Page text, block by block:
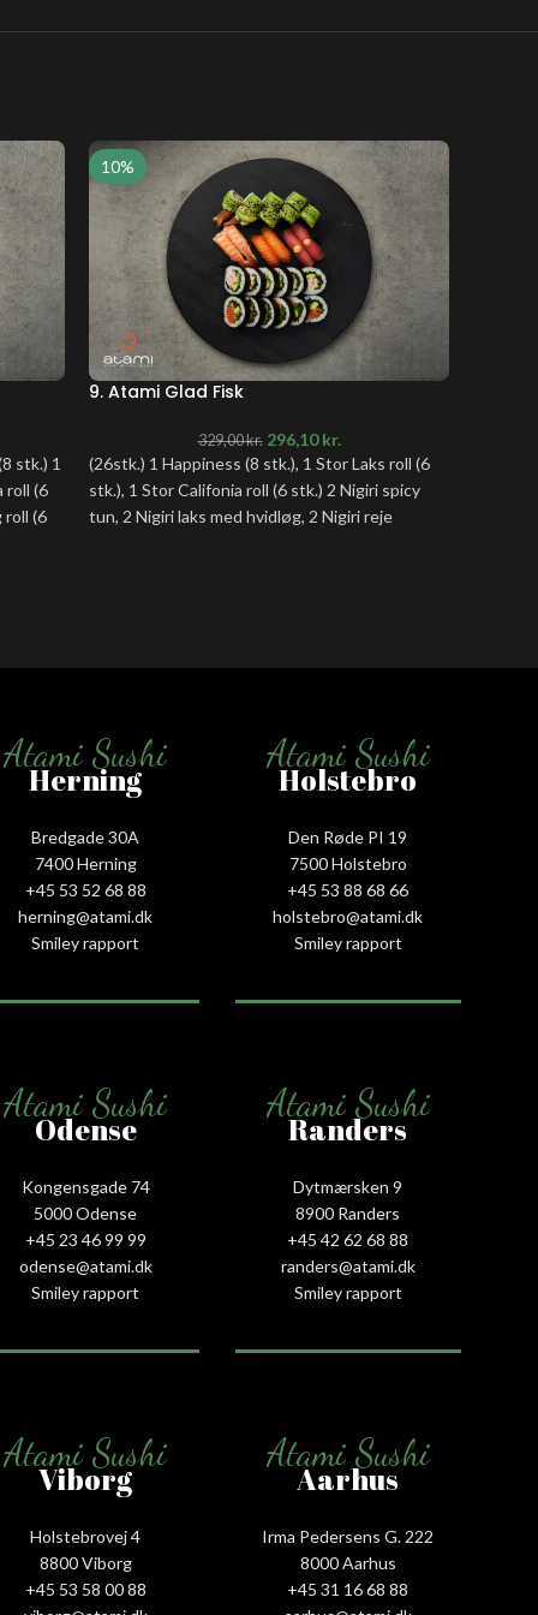
stk.) 1
roll (6
roll (6
10%
9. Atami Glad Fisk
329,00kr. 296,10kr.
(26stk.) 1 Happiness (8 stk.), 1 Stor Laks roll (6
stk.), 1 Stor Califonia roll (6 stk.) 2 Nigiri spicy
tun, 2 Nigiri laks med hvidløg, 2 Nigiri reje
Atami Sushi
Herning
Bredgade 30A
7400 Herning
+45 53 52 68 88
herning@atami.dk
Smiley rapport
Atami Sushi
Holstebro
Den Røde PI 19
7500 Holstebro
+45 53 88 68 66
holstebro@atami.dk
Smiley rapport
Atami Sushi
Odense
Kongensgade 74
5000 Odense
+45 23 46 99 99
odense@atami.dk
Smiley rapport
Atami Sushi
Randers
Dytmærsken 9
8900 Randers
+45 42 62 68 88
randers@atami.dk
Smiley rapport
Atami Sushi
Viborg
Holstebrovej 4
8800 Viborg
+45 53 58 00 88
Atami Sushi
Aarhus
Irma Pedersens G. 222
8000 Aarhus
+45 31 16 68 88